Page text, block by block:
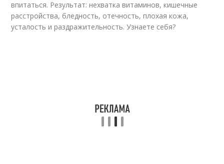
впитаться. Результат: нехватка витаминов, кишечные
расстройства, бледность, отечность, плохая кожа,
усталость и раздражительность. Узнаете себя?